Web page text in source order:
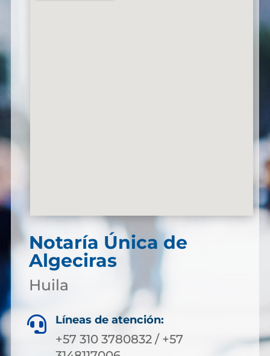
Notaría Única de
Algeciras
Huila
 Líneas de atención:
+57 310 3780832 / +57